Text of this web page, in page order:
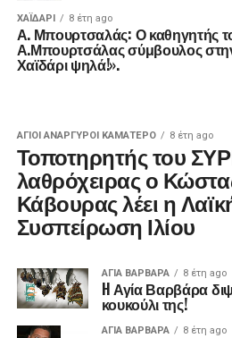
ΧΑΪΔΑΡΙ 8 έτη ago
Α. Μπουρτσαλάς: Ο καθηγητής
Α.Μπουρτσάλας σύμβουλος
Χαϊδάρι ψηλά!».
ΑΓΙΟΙ ΑΝΑΡΓΥΡΟΙ ΚΑΜΑΤΕΡΟ 8 έτη ago
Τοποτηρητής του
λαθρόχειρας ο
Κάβουρας λέει η
Συσπείρωση Ιλίου
ΑΓΙΑ ΒΑΡΒΑΡΑ 8 έτη ago
H Αγία Βαρβάρα
κουκούλι της!
ΑΓΙΑ ΒΑΡΒΑΡΑ 8 έτη ago